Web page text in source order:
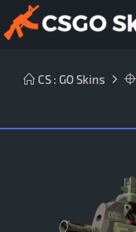
CS : GO Skins